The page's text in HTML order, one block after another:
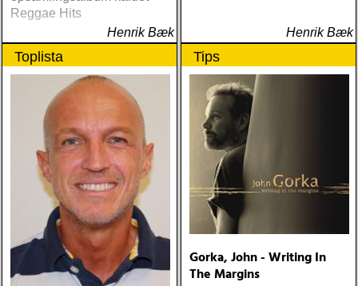
Reggae Hits
Henrik Bæk
Henrik Bæk
Toplista Tips
Gorka, John - Writing In
The Margins